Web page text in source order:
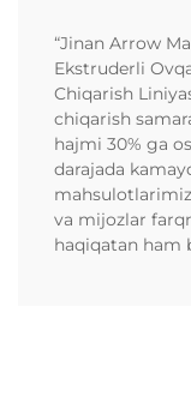
“Jinan Arrow
Ekstruderli
Chiqarish
chiqarish
hajmi 30% ga
darajada
va mijozlar
haqiqatan ham